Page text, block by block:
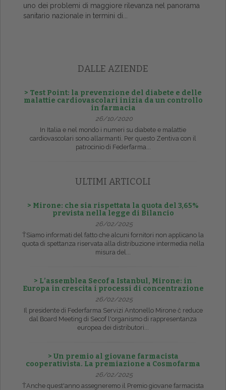
uno dei problemi di maggiore rilevanza nel panorama
sanitario nazionale in termini di...
DALLE AZIENDE
> Test Point: la prevenzione del diabete e delle
malattie cardiovascolari inizia da un controllo
in farmacia
26/10/2020
In Italia e nel mondo i numeri su diabete e malattie
cardiovascolari sono allarmanti. Per questo Zentiva con il
patrocinio di Federfarma...
ULTIMI ARTICOLI
> Mirone: che sia rispettata la quota del 3,65%
prevista nella legge di Bilancio
26/02/2025
ŤSiamo informati del fatto che alcuni fornitori non applicano la
quota di spettanza riservata alla distribuzione intermedia nella
misura del...
> L’assemblea Secof a Istanbul, Mirone: in
Europa in crescita i processi di concentrazione
26/02/2025
Il presidente di Federfarma Servizi Antonello Mirone č reduce
dal Board Meeting di Secof l'organismo di rappresentanza
europea dei distributori...
> Un premio al giovane farmacista
cooperativista. La premiazione a Cosmofarma
26/02/2025
ŤAnche quest'anno assegneremo il Premio giovane farmacista